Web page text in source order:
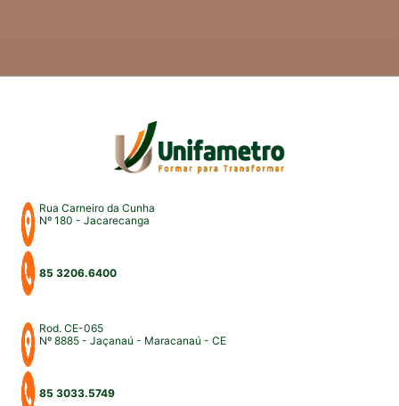
Rua Carneiro da Cunha
Nº 180 - Jacarecanga
85 3206.6400
Rod. CE-065
Nº 8885 - Jaçanaú - Maracanaú - CE
85 3033.5749